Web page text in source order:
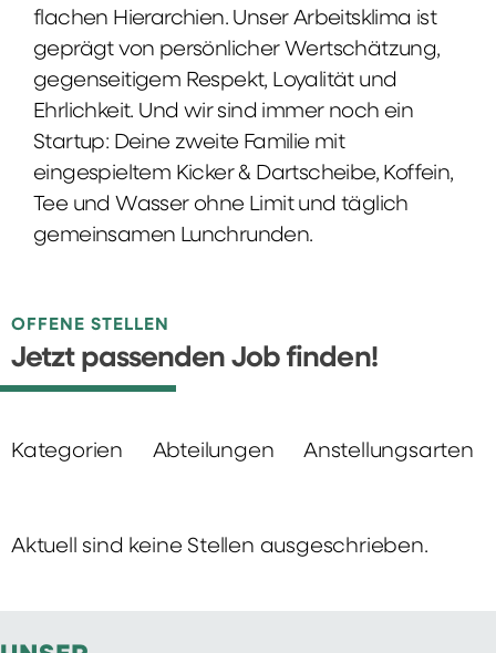
flachen Hierarchien. Unser Arbeitsklima ist
geprägt von persönlicher Wertschätzung,
gegenseitigem Respekt, Loyalität und
Ehrlichkeit. Und wir sind immer noch ein
Startup: Deine zweite Familie mit
eingespieltem Kicker & Dartscheibe, Koffein,
Tee und Wasser ohne Limit und täglich
gemeinsamen Lunchrunden.
OFFENE STELLEN
Jetzt passenden Job finden!
Kategorien Abteilungen Anstellungsarten
Aktuell sind keine Stellen ausgeschrieben.